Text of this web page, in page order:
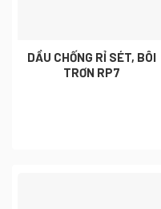
DẦU CHỐNG RỈ SÉT, BÔI
TRƠN RP7